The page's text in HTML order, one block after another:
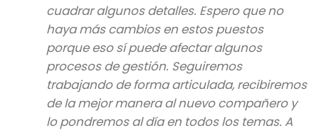
cuadrar algunos detalles. Espero que no
haya más cambios en estos puestos
porque eso sí puede afectar algunos
procesos de gestión. Seguiremos
trabajando de forma articulada, recibiremos
de la mejor manera al nuevo compañero y
lo pondremos al día en todos los temas. A